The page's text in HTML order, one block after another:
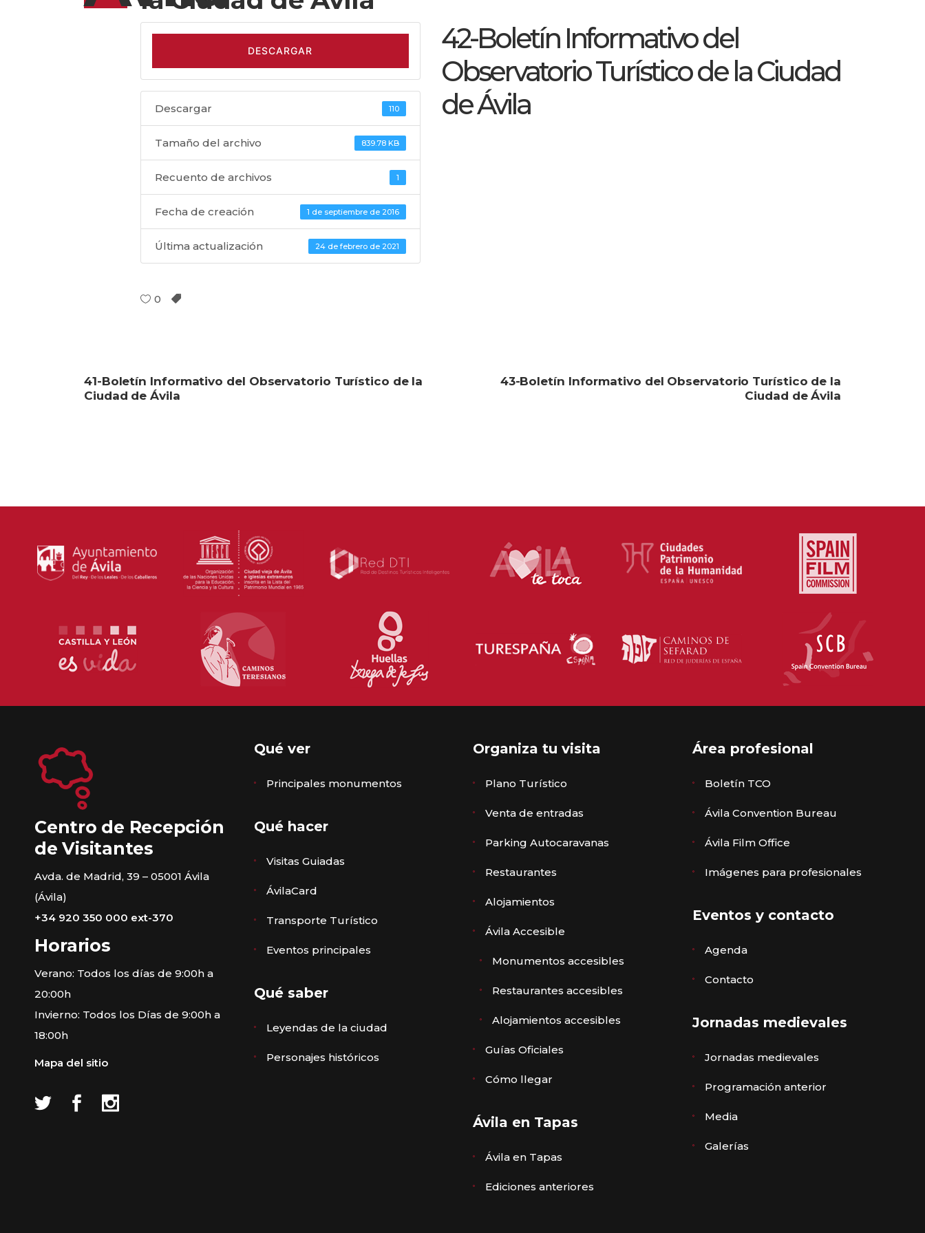
DESCARGAR
Descargar 110
Tamaño del archivo 839.78 KB
Recuento de archivos 1
Fecha de creación 1 de septiembre de 2016
Última actualización 24 de febrero de 2021
42-Boletín Informativo del
Observatorio Turístico de la Ciudad
de Ávila
0
41-Boletín Informativo del Observatorio Turístico de la
Ciudad de Ávila
43-Boletín Informativo del Observatorio Turístico de la
Ciudad de Ávila
Centro de Recepción
de Visitantes
Avda. de Madrid, 39 – 05001 Ávila
(Ávila)
+34 920 350 000 ext-370
Horarios
Verano: Todos los días de 9:00h a
20:00h
Invierno: Todos los Días de 9:00h a
18:00h
Mapa del sitio
Qué ver
Principales monumentos
Qué hacer
Visitas Guiadas
ÁvilaCard
Transporte Turístico
Eventos principales
Qué saber
Leyendas de la ciudad
Personajes históricos
Organiza tu visita
Plano Turístico
Venta de entradas
Parking Autocaravanas
Restaurantes
Alojamientos
Ávila Accesible
Monumentos accesibles
Restaurantes accesibles
Alojamientos accesibles
Guías Oficiales
Cómo llegar
Ávila en Tapas
Ávila en Tapas
Ediciones anteriores
Área profesional
Boletín TCO
Ávila Convention Bureau
Ávila Film Office
Imágenes para profesionales
Eventos y contacto
Agenda
Contacto
Jornadas medievales
Jornadas medievales
Programación anterior
Media
Galerías